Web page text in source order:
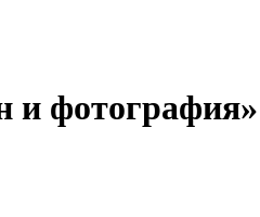
и фотография»